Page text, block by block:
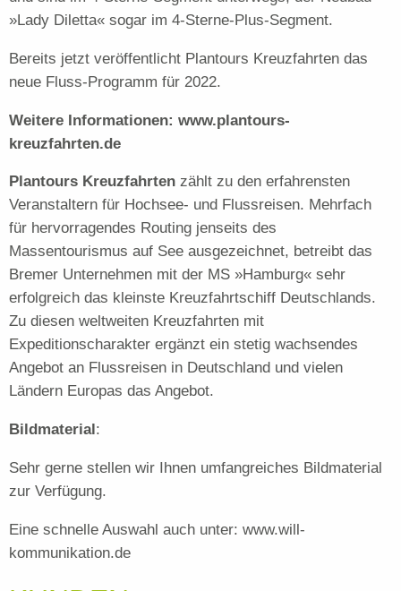
»Lady Diletta« sogar im 4-Sterne-Plus-Segment.
Bereits jetzt veröffentlicht Plantours Kreuzfahrten das
neue Fluss-Programm für 2022.
Weitere Informationen: www.plantours-
kreuzfahrten.de
Plantours Kreuzfahrten zählt zu den erfahrensten
Veranstaltern für Hochsee- und Flussreisen. Mehrfach
für hervorragendes Routing jenseits des
Massentourismus auf See ausgezeichnet, betreibt das
Bremer Unternehmen mit der MS »Hamburg« sehr
erfolgreich das kleinste Kreuzfahrtschiff Deutschlands.
Zu diesen weltweiten Kreuzfahrten mit
Expeditionscharakter ergänzt ein stetig wachsendes
Angebot an Flussreisen in Deutschland und vielen
Ländern Europas das Angebot.
Bildmaterial :
Sehr gerne stellen wir Ihnen umfangreiches Bildmaterial
zur Verfügung.
Eine schnelle Auswahl auch unter: www.will-
kommunikation.de